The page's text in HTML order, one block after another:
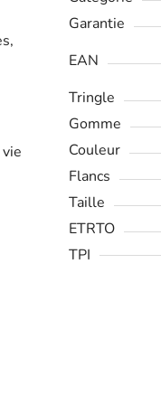
Garantie
EAN
Tringle
Gomme
Couleur
Flancs
Taille
ETRTO
TPI